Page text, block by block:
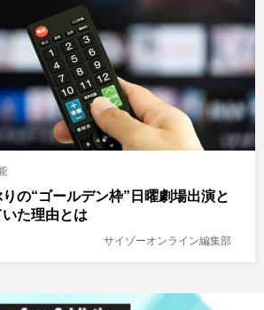
の“ゴールデン枠”日曜劇場出演と
た理由とは
サイゾーオンライン編集部